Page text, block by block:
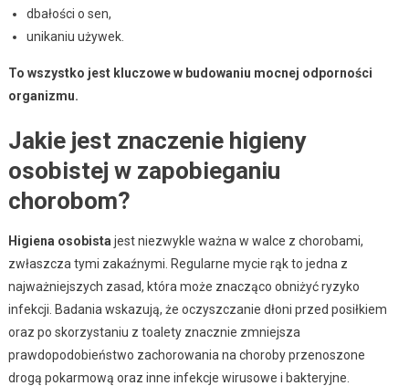
dbałości o sen,
unikaniu używek.
To wszystko jest kluczowe w budowaniu mocnej odporności
organizmu.
Jakie jest znaczenie higieny
osobistej w zapobieganiu
chorobom?
Higiena osobista jest niezwykle ważna w walce z chorobami,
zwłaszcza tymi zakaźnymi. Regularne mycie rąk to jedna z
najważniejszych zasad, która może znacząco obniżyć ryzyko
infekcji. Badania wskazują, że oczyszczanie dłoni przed posiłkiem
oraz po skorzystaniu z toalety znacznie zmniejsza
prawdopodobieństwo zachorowania na choroby przenoszone
drogą pokarmową oraz inne infekcje wirusowe i bakteryjne.